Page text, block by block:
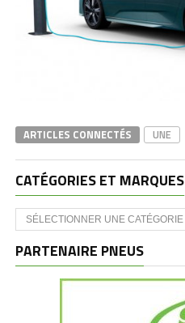
ARTICLES CONNECTÉS UNE
CATÉGORIES ET MARQUES
Catégories
et
PARTENAIRE PNEUS